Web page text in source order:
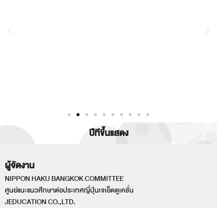
ปีทีขึ้นแสดง
ผู้จัดงาน
NIPPON HAKU BANGKOK COMMITTEE
ศูนย์แนะแนวศึกษาต่อประเทศญี่ปุ่นเจเอ็ดดูเคชั่น
JEDUCATION CO.,LTD.